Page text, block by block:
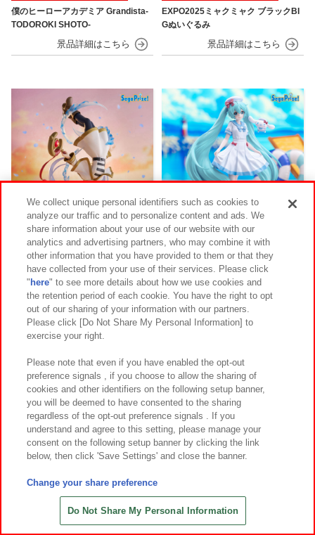
僕のヒーローアカデミア Grandista-
TODOROKI SHOTO-
EXPO2025ミャクミャク ブラックBI
Gぬいぐるみ
葬送のフリーレン FIGURIZMα
“フリーレン”～花舞～
2026年7月第4週～登場
初音ミクシリーズ XStellar ‐初音
ミク×シナモロール‐Summer Ver.
2026年7月第4週～登場
サンリオキャラクターズ カワイイ
2026年7月 22日～登場
サンリオキャラクターズ カワイイ
We collect unique personal identifiers such as cookies to
analyze our traffic and to personalize content and ads. We
share information about your use of our website with our
analytics and advertising partners, who may combine it with
other information that you have provided to them or that they
have collected from your use of their services. Please click
" here" to see more details about how we use cookies and
the retention period of each cookie. You have the right to opt
out of our sharing of your information with our partners.
Please click [Do Not Share My Personal Information] to
exercise your right.
Please note that even if you have enabled the opt-out
preference signals , if you choose to allow the sharing of
cookies and other identifiers on the following setup banner,
you will be deemed to have consented to the sharing
regardless of the opt-out preference signals . If you
understand and agree to this setting, please manage your
consent on the following setup banner by clicking the link
below, then click 'Save Settings' and close the banner.
Change your share preference
Do Not Share My Personal Information